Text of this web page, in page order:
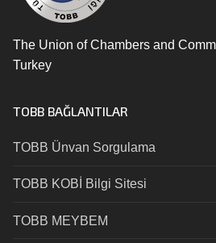
The Union of Chambers and
Turkey
TOBB BAĞLANTILAR
TOBB Ünvan Sorgulama
TOBB KOBİ Bilgi Sitesi
TOBB MEYBEM